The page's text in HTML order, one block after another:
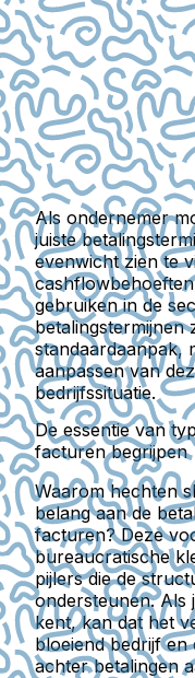
Als ondernemer
juiste
evenwicht zien te
gebruiken in de
betalingstermijnen
standaardaanpak,
aanpassen van
bedrijfssituatie.
De essentie van
facturen begrijpen
Waarom hechten
belang aan de
facturen? Deze
bureaucratische
pijlers die de
ondersteunen. Als
kent, kan dat het
bloeiend bedrijf
achter betalingen